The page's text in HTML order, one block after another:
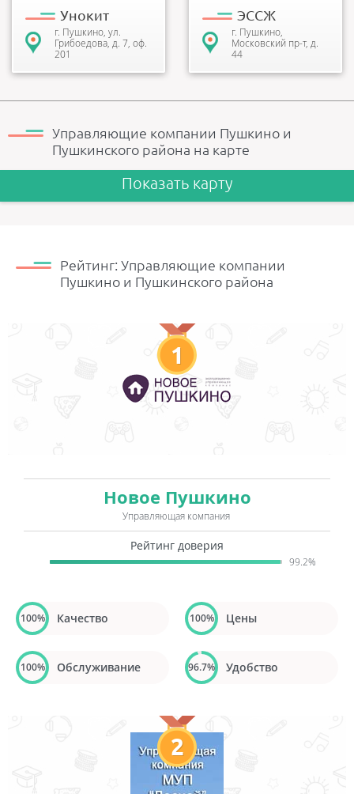
Унокит
г. Пушкино, ул.
Грибоедова, д. 7, оф.
201
ЭССЖ
г. Пушкино,
Московский пр-т, д.
44
Управляющие компании Пушкино и
Пушкинского района на карте
Показать карту
Рейтинг: Управляющие компании
Пушкино и Пушкинского района
1
Новое Пушкино
Управляющая компания
Рейтинг доверия
99.2%
100% Качество 100% Цены
100% Обслуживание 96.7% Удобство
2